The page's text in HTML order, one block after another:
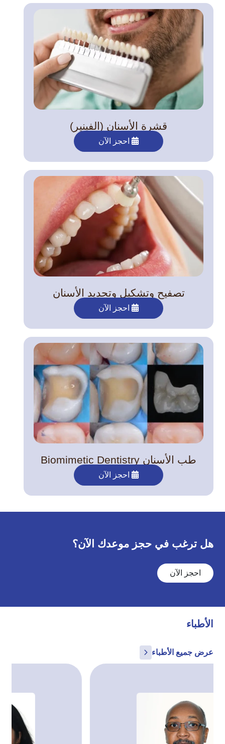
قشرة الأسنان (الفينير)
احجز الآن
تصفيح وتشكيل وتحديد الأسنان
احجز الآن
طب الأسنان Biomimetic Dentistry
احجز الآن
هل ترغب في حجز موعدك الآن؟
احجز الآن
الأطباء
عرض جميع الأطباء